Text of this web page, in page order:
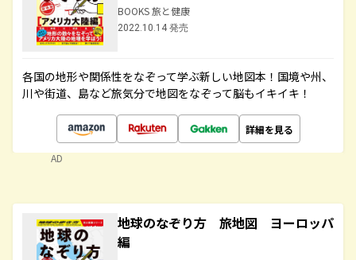
BOOKS 旅と健康
2022.10.14 発売
各国の地形や関係性をなぞって学ぶ新しい地図本！国境や州、
川や街道、島など旅気分で地図をなぞって脳もイキイキ！
詳細を見る
AD
地球のなぞり方 旅地図 ヨーロッパ
編